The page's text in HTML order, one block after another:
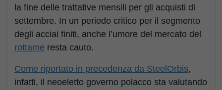
la fine delle trattative mensili per gli acquisti di
settembre. In un periodo critico per il segmento
degli acciai finiti, anche l’umore del mercato del
rottame resta cauto.
Come riportato in precedenza da SteelOrbis,
infatti, il neoeletto governo polacco sta valutando